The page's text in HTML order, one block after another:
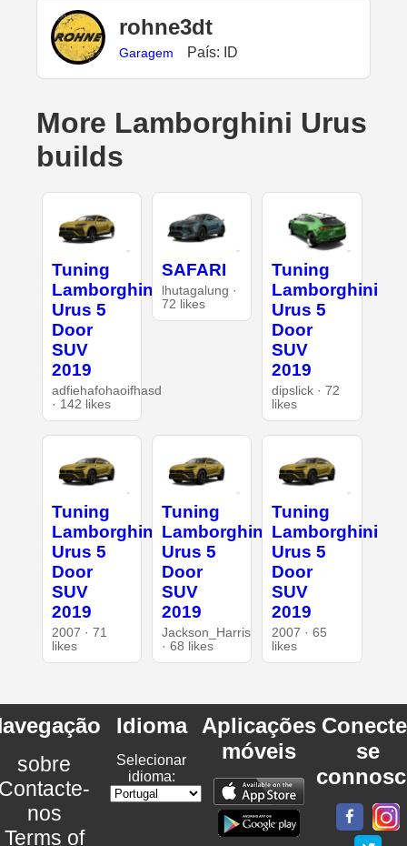
rohne3dt
Garagem País: ID
More Lamborghini Urus
builds
Tuning
Lamborghini
Urus 5
Door
SUV
2019
adfiehafohaoifhasd
· 142 likes
SAFARI
lhutagalung ·
72 likes
Tuning
Lamborghini
Urus 5
Door
SUV
2019
dipslick · 72
likes
Tuning
Lamborghini
Urus 5
Door
SUV
2019
2007 · 71
likes
Tuning
Lamborghini
Urus 5
Door
SUV
2019
Jackson_Harris
· 68 likes
Tuning
Lamborghini
Urus 5
Door
SUV
2019
2007 · 65
likes
sobre
nos
Terms of
Idioma
Selecionar
idioma:
Aplicações
móveis
se